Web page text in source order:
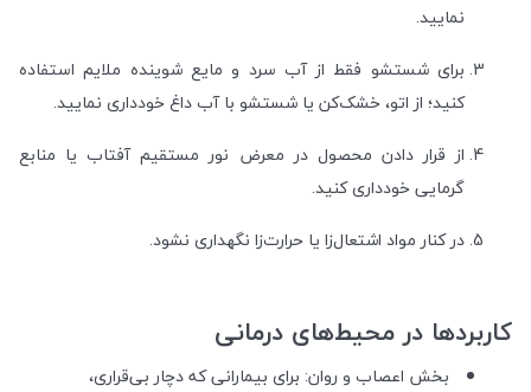
نمایید.
برای شستشو فقط از آب سرد و مایع شوینده ملایم استفاده
کنید؛ از اتو، خشک‌کن یا شستشو با آب داغ خودداری نمایید.
از قرار دادن محصول در معرض نور مستقیم آفتاب یا منابع
گرمایی خودداری کنید.
در کنار مواد اشتعال‌زا یا حرارت‌زا نگهداری نشود.
کاربردها در محیط‌های درمانی
بخش اعصاب و روان: برای بیمارانی که دچار بی‌قراری،